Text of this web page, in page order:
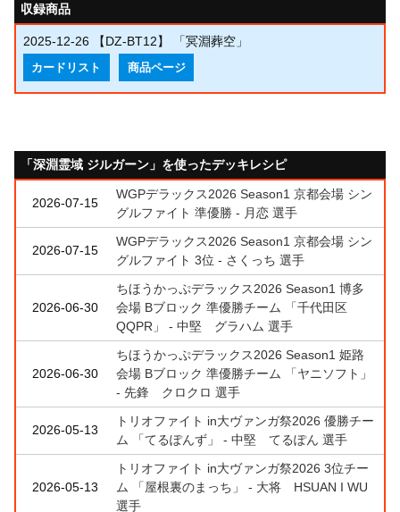
収録商品
2025-12-26 【DZ-BT12】 「冥淵葬空」
カードリスト 商品ページ
「深淵霊域 ジルガーン」を使ったデッキレシピ
2026-07-15
WGPデラックス2026 Season1 京都会場 シン
グルファイト 準優勝 - 月恋 選手
2026-07-15
WGPデラックス2026 Season1 京都会場 シン
グルファイト 3位 - さくっち 選手
2026-06-30
ちほうかっぷデラックス2026 Season1 博多
会場 Bブロック 準優勝チーム 「千代田区
QQPR」 - 中堅 グラハム 選手
2026-06-30
ちほうかっぷデラックス2026 Season1 姫路
会場 Bブロック 準優勝チーム 「ヤニソフト」
- 先鋒 クロクロ 選手
2026-05-13
トリオファイト in大ヴァンガ祭2026 優勝チー
ム 「てるぽんず」 - 中堅 てるぽん 選手
2026-05-13
トリオファイト in大ヴァンガ祭2026 3位チー
ム 「屋根裏のまっち」 - 大将 HSUAN I WU
選手